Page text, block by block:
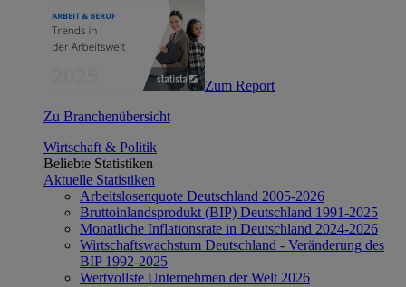
Zum Report
Zu Branchenübersicht
Wirtschaft & Politik
Beliebte Statistiken
Aktuelle Statistiken
Arbeitslosenquote Deutschland 2005-2026
Bruttoinlandsprodukt (BIP) Deutschland 1991-2025
Monatliche Inflationsrate in Deutschland 2024-2026
Wirtschaftswachstum Deutschland - Veränderung des
BIP 1992-2025
Wertvollste Unternehmen der Welt 2026